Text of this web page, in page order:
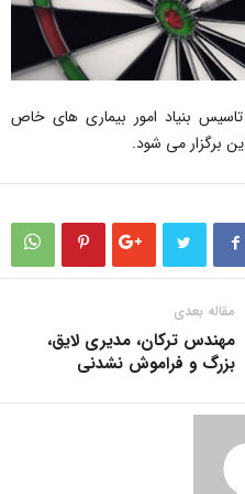
بنیاد امور بیماری های خاص
برگزار می شود.
مقاله بعدی
مهندس ترکان، مدیری لایق،
بزرگ و فراموش نشدنی